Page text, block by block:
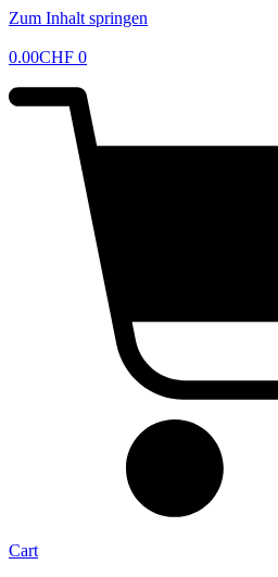
Zum Inhalt springen
0.00CHF 0
Cart